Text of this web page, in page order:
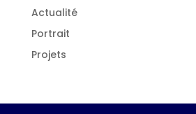
Actualité
Portrait
Projets